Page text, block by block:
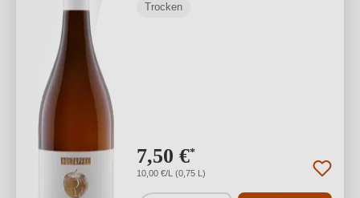
Trocken
7,50 €*
10,00 €/L (0,75 L)